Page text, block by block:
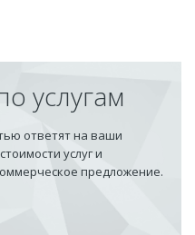
услугам
ответят на ваши
услуг и
предложение.